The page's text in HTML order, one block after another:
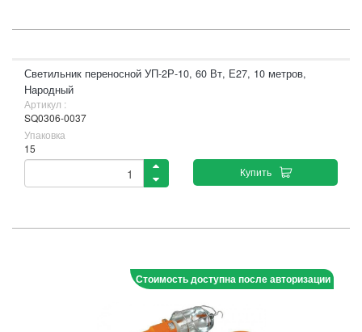
Светильник переносной УП-2Р-10, 60 Вт, Е27, 10 метров,
Народный
Артикул :
SQ0306-0037
Упаковка
15
Купить
Стоимость доступна после авторизации